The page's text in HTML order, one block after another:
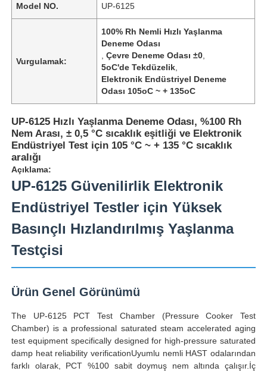
Ana sayfa
Ürünler
Hakkımızda
Model NO. UP-6125
Vurgulamak:
100% Rh Nemli Hızlı Yaşlanma
Deneme Odası
,Çevre Deneme Odası ±0
5oC'de Tekdüzelik
Elektronik Endüstriyel Deneme
Odası 105oC ~ + 135oC
UP-6125 Hızlı Yaşlanma Deneme Odası, %100 Rh
Nem Arası, ± 0,5 °C sıcaklık eşitliği ve Elektronik
Endüstriyel Test için 105 °C ~ + 135 °C sıcaklık
aralığı
Açıklama:
UP-6125 Güvenilirlik Elektronik
Endüstriyel Testler için Yüksek
Basınçlı Hızlandırılmış Yaşlanma
Testçisi
Ürün Genel Görünümü
The UP-6125 PCT Test Chamber (Pressure Cooker Test
Chamber) is a professional saturated steam accelerated aging
test equipment specifically designed for high-pressure saturated
damp heat reliability verificationUyumlu nemli HAST odalarından
farklı olarak, PCT %100 sabit doymuş nem altında çalışır.İç